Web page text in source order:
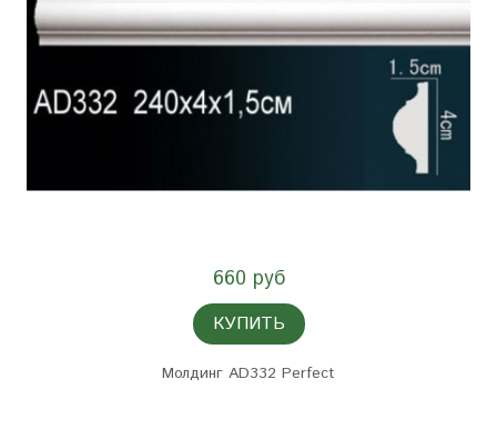
660 руб
КУПИТЬ
Молдинг AD332 Perfect